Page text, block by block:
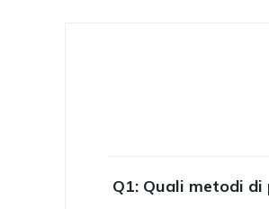
Q1: Quali metodi